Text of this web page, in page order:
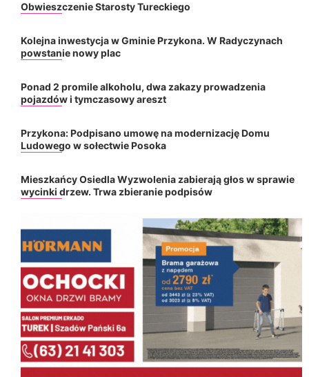
Obwieszczenie Starosty Tureckiego
Kolejna inwestycja w Gminie Przykona. W Radyczynach
powstanie nowy plac
Ponad 2 promile alkoholu, dwa zakazy prowadzenia
pojazdów i tymczasowy areszt
Przykona: Podpisano umowę na modernizację Domu
Ludowego w sołectwie Posoka
Mieszkańcy Osiedla Wyzwolenia zabierają głos w sprawie
wycinki drzew. Trwa zbieranie podpisów